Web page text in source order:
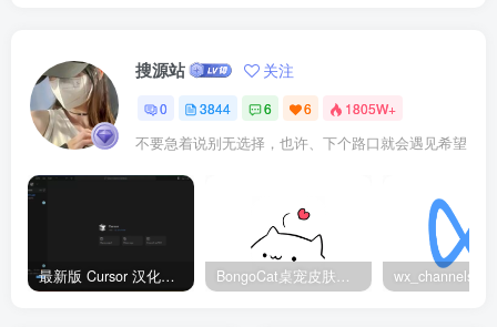
搜源站 关注
0 3844 6 6 1805W+
不要急着说别无选择，也许、下个路口就会遇见希望
最新版 Cursor 汉化设置中文教程（两种简单方法，附中文语言包下载） BongoCat桌宠皮肤包大全：20款主题皮肤免费下载